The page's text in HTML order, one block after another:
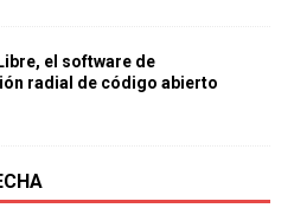
el software de
radial de código abierto